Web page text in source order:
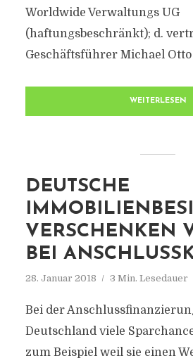
Worldwide Verwaltungs UG
(haftungsbeschränkt); d.
Geschäftsführer Michael Otto
WEITERLESEN
DEUTSCHE
VERSCHENKEN
BEI
28. Januar 2018 3 Min. Lesedauer
Bei der
Deutschland viele
zum Beispiel weil sie einen